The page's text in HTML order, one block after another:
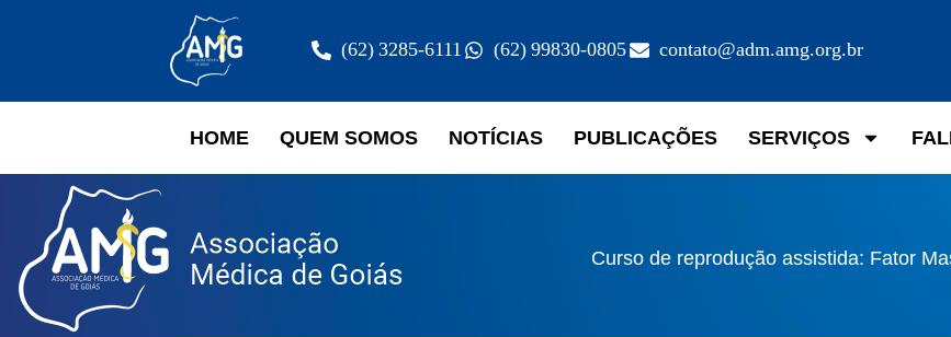
(62) 3285-6111 (62) 99830-0805 contato@adm.amg.org.br
HOME QUEM SOMOS NOTÍCIAS PUBLICAÇÕES SERVIÇOS
Curso de reprodução assistida: Fator